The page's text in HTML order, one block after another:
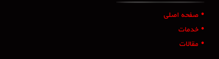
• صفحه اصلی
• خدمات
• مقالات